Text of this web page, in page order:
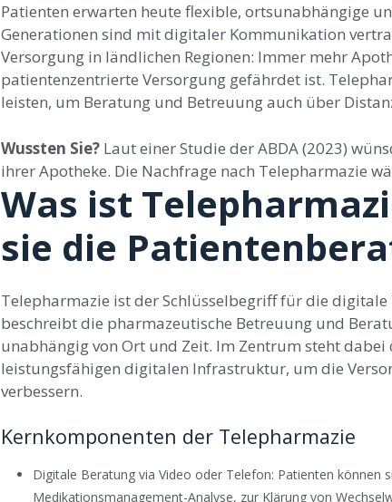
Patienten erwarten heute flexible, ortsunabhängige
Generationen sind mit digitaler Kommunikation
Versorgung in ländlichen Regionen: Immer mehr
patientenzentrierte Versorgung gefährdet ist.
leisten, um Beratung und Betreuung auch über
Wussten Sie? Laut einer Studie der ABDA (2023)
ihrer Apotheke. Die Nachfrage nach Telepharmazie
Was ist
sie die
Telepharmazie ist der Schlüsselbegriff für die
beschreibt die pharmazeutische Betreuung und
unabhängig von Ort und Zeit. Im Zentrum steht
leistungsfähigen digitalen Infrastruktur, um die
verbessern.
Kernkomponenten der Telepharmazie
Digitale Beratung via Video oder Telefon: Patienten können
Medikationsmanagement-Analyse, zur Klärung von